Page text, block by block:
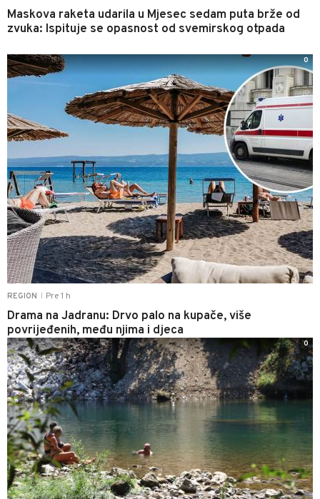
Maskova raketa udarila u Mjesec sedam puta brže od
zvuka: Ispituje se opasnost od svemirskog otpada
REGION Pre 1 h
Drama na Jadranu: Drvo palo na kupače, više
povrijeđenih, među njima i djeca
0
0